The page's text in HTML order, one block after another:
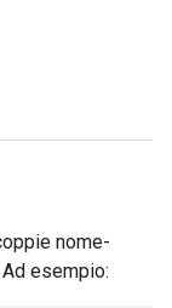
nome-
esempio: